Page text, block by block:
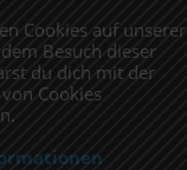
Cookies auf unserer
Besuch dieser
du dich mit der
Cookies